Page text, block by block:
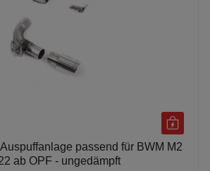
passend für BWM M2
ab OPF - ungedämpft